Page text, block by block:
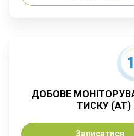
ДОБОВЕ
ТИСКУ
Записатися